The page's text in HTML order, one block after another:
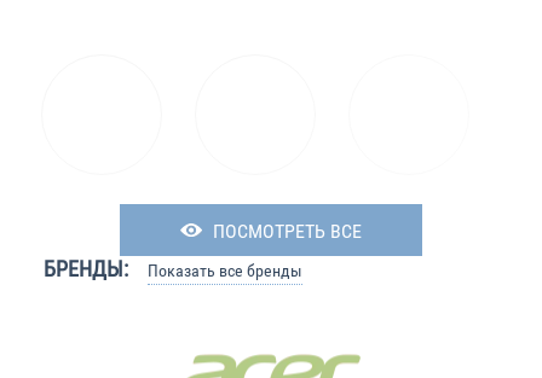
ПОСМОТРЕТЬ ВСЕ
БРЕНДЫ: Показать все бренды